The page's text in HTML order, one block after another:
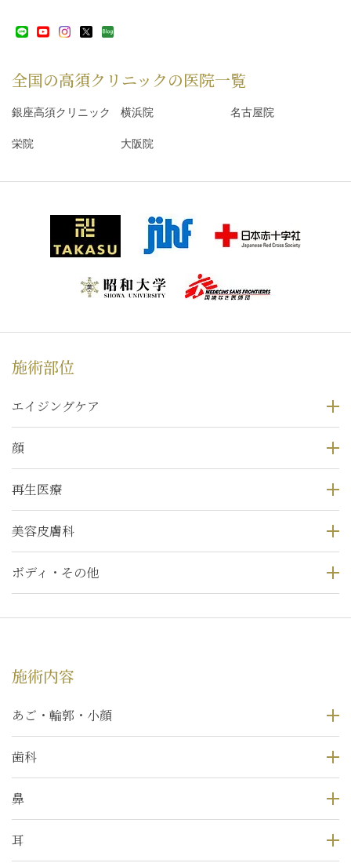
全国の高須クリニックの医院一覧
銀座高須クリニック 横浜院 名古屋院
栄院 大阪院
施術部位
エイジングケア
顔
再生医療
美容皮膚科
ボディ・その他
施術内容
あご・輪郭・小顔
歯科
鼻
耳